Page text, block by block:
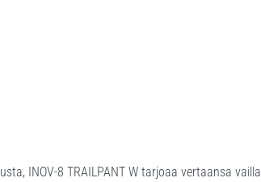
INOV-8 TRAILPANT W tarjoaa vertaansa vailla